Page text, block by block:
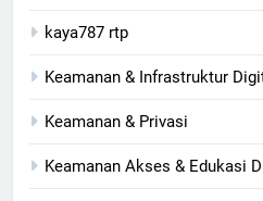
kaya787 rtp
Keamanan & Infrastruktur
Keamanan & Privasi
Keamanan Akses & Edukasi